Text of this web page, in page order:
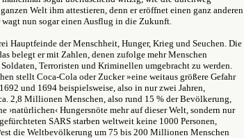
Welt ihm attestieren, denn er eröffnet einen ganz anderen
nun sogar einen Ausflug in die Zukunft.
Hauptfeinde der Menschheit, Hunger, Krieg und Seuchen. Die
belegt er mit Zahlen, denen zufolge mehr Menschen
Terroristen und Kriminellen umgebracht zu werden.
stellt Coca-Cola oder Zucker »eine weitaus größere Gefahr
und 1694 beispielsweise, also in nur zwei Jahren,
2,8 Millionen Menschen, also rund 15 % der Bevölkerung,
›natürlichen‹ Hungersnöte mehr auf dieser Welt, sondern nur
SARS starben weltweit keine 1000 Personen,
die Weltbevölkerung um 75 bis 200 Millionen Menschen